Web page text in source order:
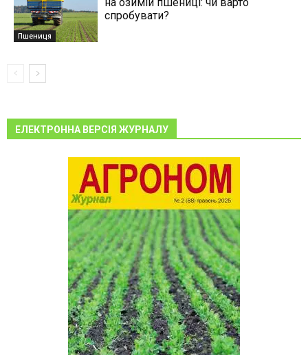
Пшениця
на озимій пшениці: чи варто
спробувати?
ЕЛЕКТРОННА ВЕРСІЯ ЖУРНАЛУ